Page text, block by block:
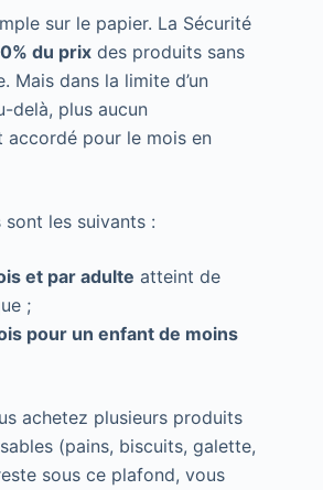
sur le papier. La Sécurité
du prix des produits sans
Mais dans la limite d’un
delà, plus aucun
accordé pour le mois en
les suivants :
et par adulte atteint de
;
pour un enfant de moins
achetez plusieurs produits
(pains, biscuits, galette,
sous ce plafond, vous